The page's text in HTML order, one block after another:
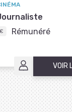
Rémunéré
VOIR